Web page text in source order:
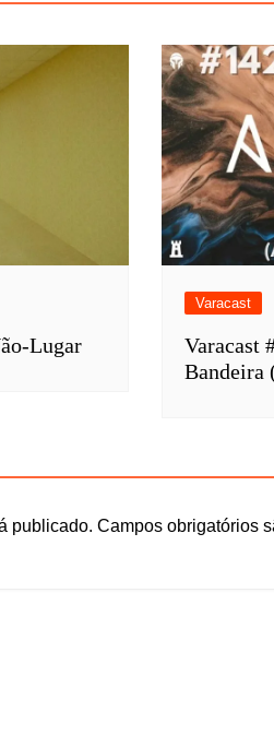
Lugar
Varacast
Varacast
Bandeira
publicado. Campos obrigatórios